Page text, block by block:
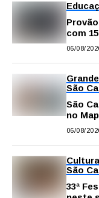
com
público
06/08/
São
São
no
06/08/
São
33ª